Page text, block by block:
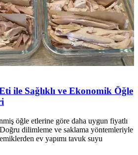
ile Sağlıklı ve Ekonomik Öğle
öğle etlerine göre daha uygun fiyatlı
dilimleme ve saklama yöntemleriyle
ev yapımı tavuk suyu